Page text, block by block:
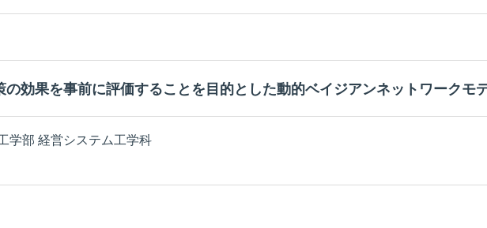
の効果を事前に評価することを目的とした動的ベイジアンネットワークモ
学部 経営システム工学科